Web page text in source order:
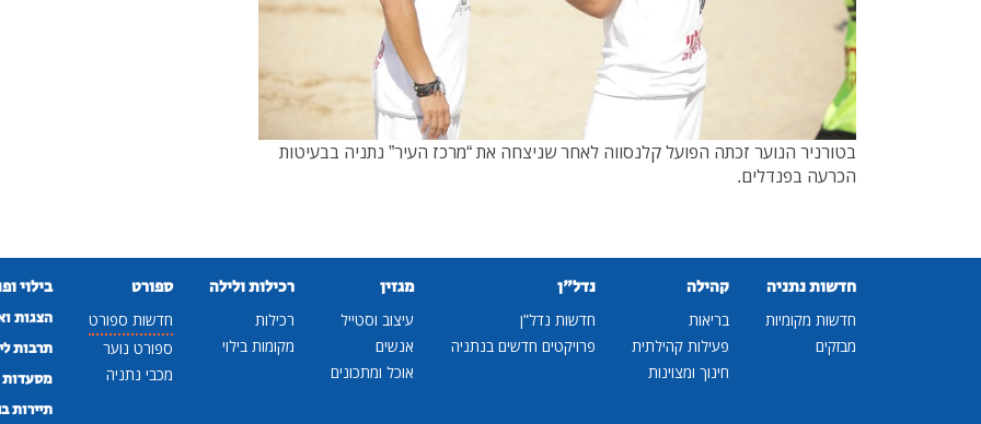
בטורניר הנוער זכתה הפועל קלנסווה לאחר שניצחה את “מרכז העיר” נתניה בבעיטות
הכרעה בפנדלים.
חדשות נתניה
חדשות מקומיות
מבזקים
קהילה
בריאות
פעילות קהילתית
חינוך ומצוינות
נדל"ן
חדשות נדל"ן
פרויקטים חדשים בנתניה
מגזין
עיצוב וסטייל
אנשים
אוכל ומתכונים
רכילות ולילה
רכילות
מקומות בילוי
ספורט
חדשות ספורט
ספורט נוער
מכבי נתניה
בילוי
הצגות
תרבות
מסעדות
תיירות